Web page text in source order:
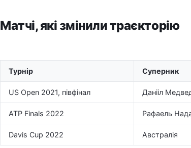
Матчі, які змінили траєкторію
Турнір Суперник
US Open 2021, півфінал Данііл
ATP Finals 2022 Рафаель
Davis Cup 2022 Австралія